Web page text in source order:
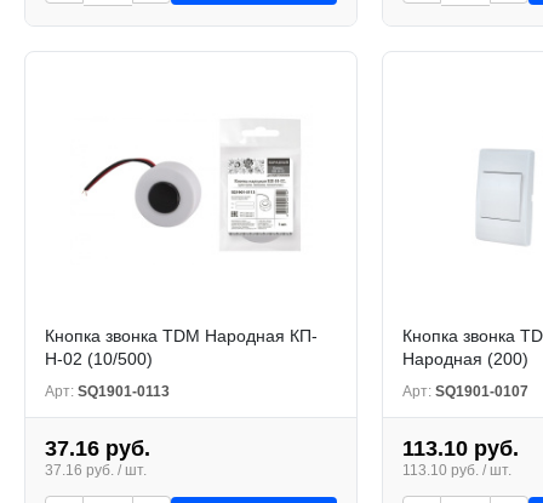
Кнопка звонка TDM Народная КП-
Н-02 (10/500)
Арт: SQ1901-0113
37.16 руб.
37.16 руб. / шт.
Кнопка звонка
Народная (200)
Арт: SQ1901-0107
113.10 руб.
113.10 руб. / шт.